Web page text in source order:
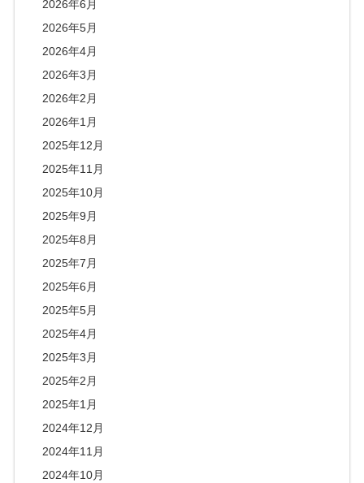
2026年6月
2026年5月
2026年4月
2026年3月
2026年2月
2026年1月
2025年12月
2025年11月
2025年10月
2025年9月
2025年8月
2025年7月
2025年6月
2025年5月
2025年4月
2025年3月
2025年2月
2025年1月
2024年12月
2024年11月
2024年10月